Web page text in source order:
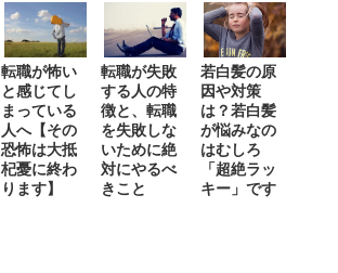
転職が怖い
と感じてし
まっている
人へ【その
恐怖は大抵
杞憂に終わ
ります】
転職が失敗
する人の特
徴と、転職
を失敗しな
いために絶
対にやるべ
きこと
若白髪の原
因や対策
は？若白髪
が悩みなの
はむしろ
「超絶ラッ
キー」です